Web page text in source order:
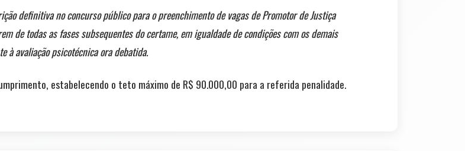
definitiva no concurso público para o preenchimento de vagas de Promotor de Justiça
de todas as fases subsequentes do certame, em igualdade de condições com os demais
à avaliação psicotécnica ora debatida.
estabelecendo o teto máximo de R$ 90.000,00 para a referida penalidade.